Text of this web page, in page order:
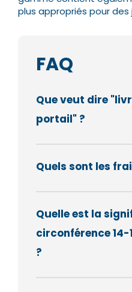
plus appropriés pour des
FAQ
Que veut dire
portail" ?
Quels sont les
Quelle est la
circonférence
?